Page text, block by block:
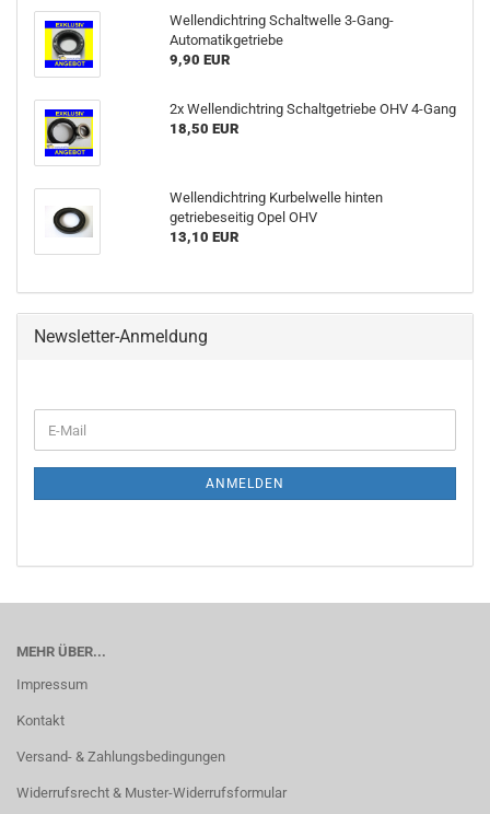
Wellendichtring Schaltwelle 3-Gang-
Automatikgetriebe
9,90 EUR
2x Wellendichtring Schaltgetriebe OHV 4-Gang
18,50 EUR
Wellendichtring Kurbelwelle hinten
getriebeseitig Opel OHV
13,10 EUR
Newsletter-Anmeldung
ANMELDEN
MEHR ÜBER...
Impressum
Kontakt
Versand- & Zahlungsbedingungen
Widerrufsrecht & Muster-Widerrufsformular